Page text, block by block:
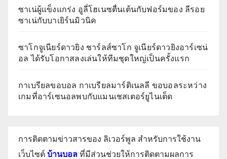
ซาเน่ผู้แข็งแกร่ง อูลี่โฮเนซตื่นเต้นกับฟอร์มของ ลีรอย
ซาเน่กับบาเยิร์นมิวนิค
ซาโกจูเนียร์ดาวยิง ชาร์ลส์ซาโก จูเนียร์ดาวยิงอาร์เซน่
อล ได้รับโอกาสลงเล่นให้ทีมชุดใหญ่เป็นครั้งแรก
กาเบรียลขอบอล กาเบรียลมาร์ติเนลลี ขอบอลระหว่าง
เกมที่อาร์เซนอลพบกับแมนเชสเตอร์ยูไนเต็ด
การติดตามข่าวสารของ ลิเวอร์พูล สำหรับการใช้งาน
เว็บไซต์ บ้านบอล ที่มีส่วนช่วยให้การติดตามผลการ